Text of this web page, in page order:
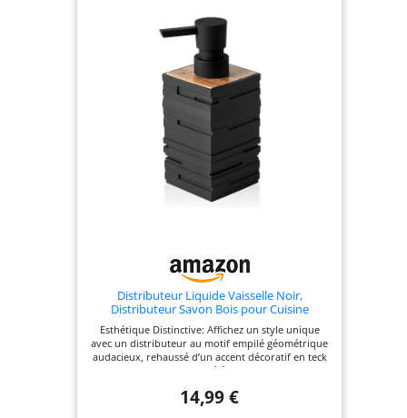
le nettoyant pour le corps, le shampoing, etc. Il y a
une fenêtre de visualisation en bas qui vous
permet de surveiller la quantité de savon.
GARANTIE D'UN AN - AIKE offre une garantie d'un
an, nous nous soucions de votre expérience avec
nos produits, si le produit est endommagé pour
des raisons non humaines, veuillez nous contacter
et nous vous renverrons le distributeur de savon.
Distributeur Liquide Vaisselle Noir,
Distributeur Savon Bois pour Cuisine
Esthétique Distinctive: Affichez un style unique
avec un distributeur au motif empilé géométrique
audacieux, rehaussé d’un accent décoratif en teck
et d’une finition noire élégante. Conçu pour
distributeur résiste à un usage quotidien tout en
14,99 €